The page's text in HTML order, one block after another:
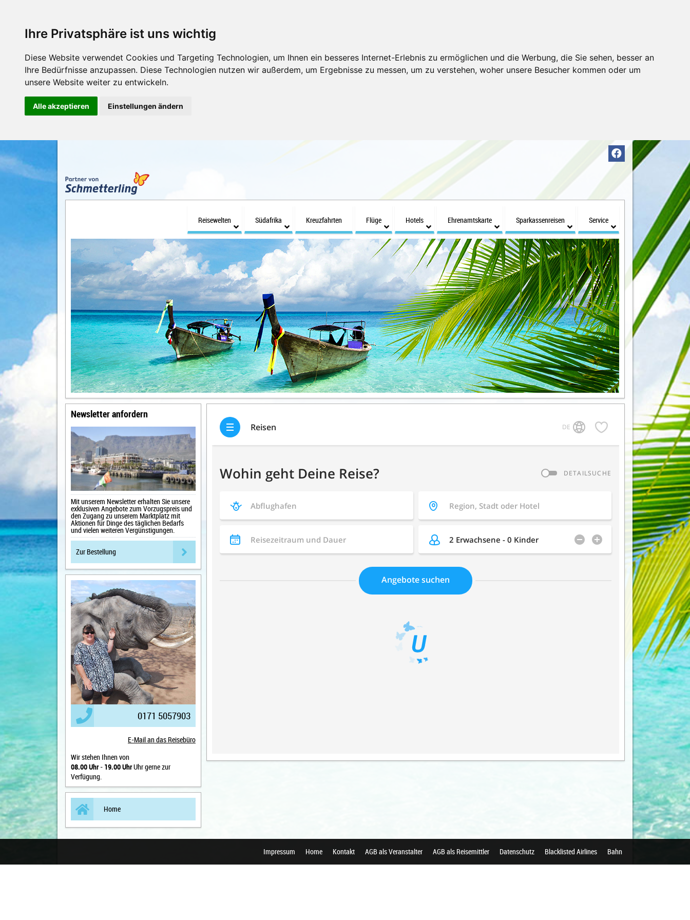
Ihre Privatsphäre ist uns wichtig
Diese Website verwendet Cookies und Targeting Technologien, um Ihnen ein besseres Internet-Erlebnis zu ermöglichen und die Werbung, die Sie sehen, besser an
Ihre Bedürfnisse anzupassen. Diese Technologien nutzen wir außerdem, um Ergebnisse zu messen, um zu verstehen, woher unsere Besucher kommen oder um
unsere Website weiter zu entwickeln.
Alle akzeptieren Einstellungen ändern
Reisewelten Südafrika Kreuzfahrten Flüge Hotels Ehrenamtskarte Sparkassenreisen Service
Newsletter anfordern
Mit unserem Newsletter erhalten Sie unsere
exklusiven Angebote zum Vorzugspreis und
den Zugang zu unserem Marktplatz mit
Aktionen für Dinge des täglichen Bedarfs
und vielen weiteren Vergünstigungen.
Zur Bestellung
0171 5057903
E-Mail an das Reisebüro
Wir stehen Ihnen von
08.00 Uhr- 19.00 UhrUhr gerne zur
Verfügung.
Home
Impressum Home Kontakt AGB als Veranstalter AGB als Reisemittler Datenschutz Blacklisted Airlines Bahn